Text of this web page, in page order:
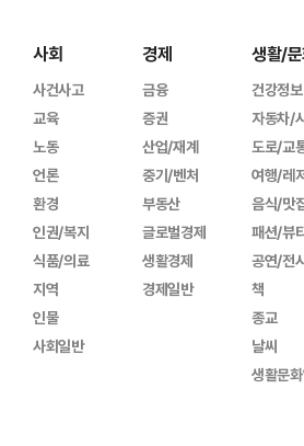
사회
사건사고
교육
노동
언론
환경
인권/복지
식품/의료
지역
인물
사회일반
경제
금융
증권
산업/재계
중기/벤처
부동산
글로벌경제
생활경제
경제일반
생활/
건강정보
자동차/
도로/교
여행/레
음식/맛
패션/뷰
공연/전
책
종교
날씨
생활문